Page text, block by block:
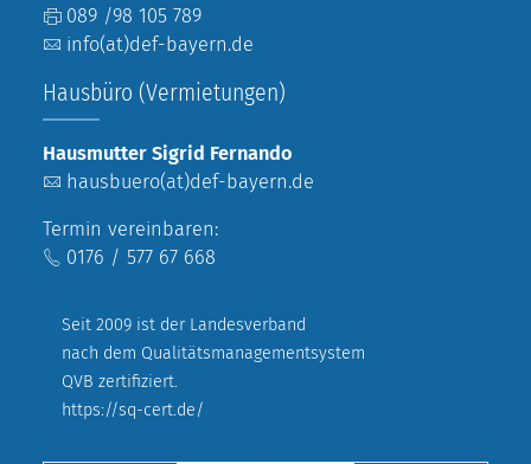
089 /98 105 789
info(at)def-bayern.de
Hausbüro (Vermietungen)
Hausmutter Sigrid Fernando
hausbuero(at)def-bayern.de
Termin vereinbaren:
0176 / 577 67 668
Seit 2009 ist der Landesverband
nach dem Qualitätsmanagementsystem
QVB zertifiziert.
https://sq-cert.de/